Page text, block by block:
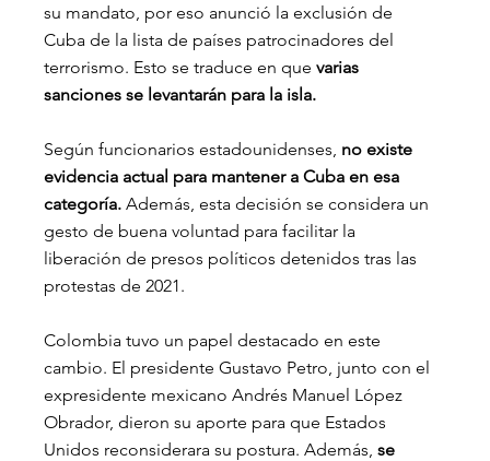
su mandato, por eso anunció la exclusión de
Cuba de la lista de países patrocinadores del
terrorismo. Esto se traduce en que varias
sanciones se levantarán para la isla.
Según funcionarios estadounidenses, no existe
evidencia actual para mantener a Cuba en esa
categoría. Además, esta decisión se considera un
gesto de buena voluntad para facilitar la
liberación de presos políticos detenidos tras las
protestas de 2021.
Colombia tuvo un papel destacado en este
cambio. El presidente Gustavo Petro, junto con el
expresidente mexicano Andrés Manuel López
Obrador, dieron su aporte para que Estados
Unidos reconsiderara su postura. Además, se